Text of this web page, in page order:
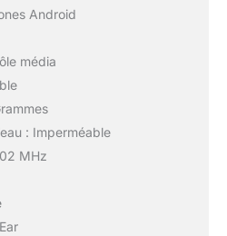
Android
média
: Imperméable
MHz